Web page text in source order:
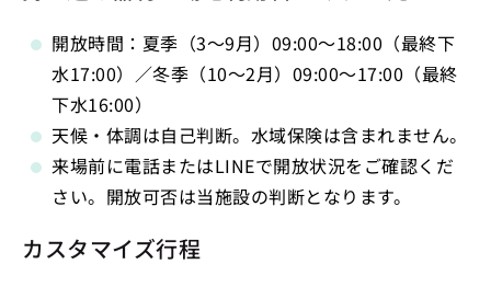
開放時間：夏季（3〜9月）09:00〜18:00（最終下
水17:00）／冬季（10〜2月）09:00〜17:00（最終
下水16:00）
天候・体調は自己判断。水域保険は含まれません。
来場前に電話またはLINEで開放状況をご確認くだ
さい。開放可否は当施設の判断となります。
カスタマイズ行程